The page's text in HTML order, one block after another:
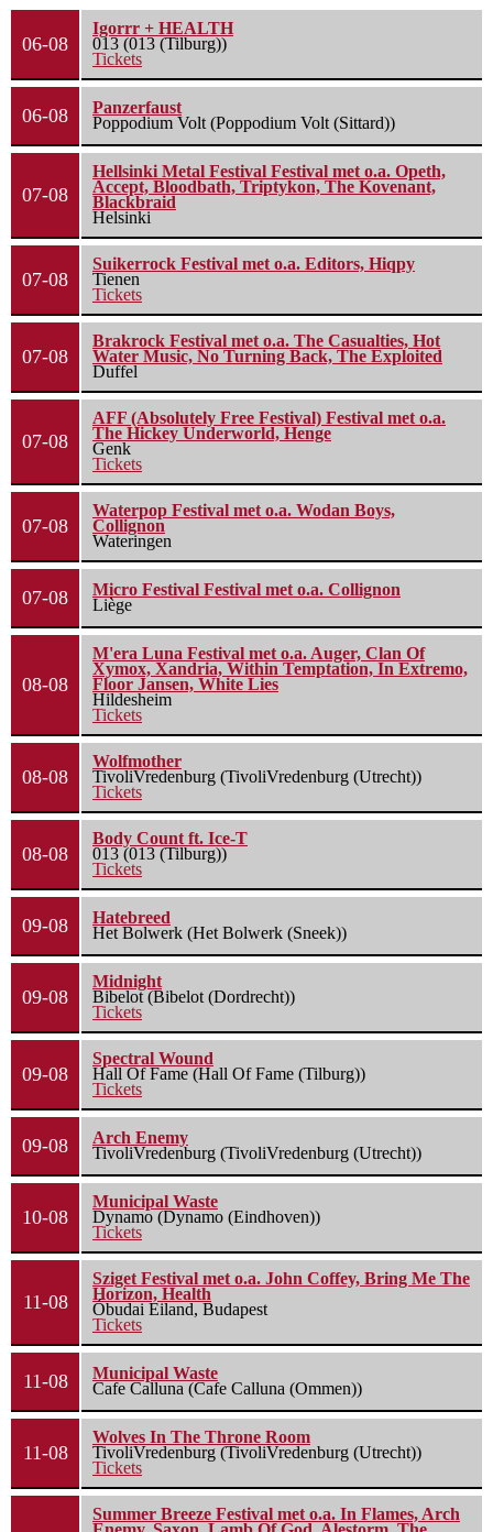
06-08
Igorrr + HEALTH
013 (013 (Tilburg))
Tickets
06-08
Panzerfaust
Poppodium Volt (Poppodium Volt (Sittard))
07-08
Hellsinki Metal Festival Festival met o.a. Opeth,
Accept, Bloodbath, Triptykon, The Kovenant,
Blackbraid
Helsinki
07-08
Suikerrock Festival met o.a. Editors, Hiqpy
Tienen
Tickets
07-08
Brakrock Festival met o.a. The Casualties, Hot
Water Music, No Turning Back, The Exploited
Duffel
07-08
AFF (Absolutely Free Festival) Festival met o.a.
The Hickey Underworld, Henge
Genk
Tickets
07-08
Waterpop Festival met o.a. Wodan Boys,
Collignon
Wateringen
07-08
Micro Festival Festival met o.a. Collignon
Liège
08-08
M'era Luna Festival met o.a. Auger, Clan Of
Xymox, Xandria, Within Temptation, In Extremo,
Floor Jansen, White Lies
Hildesheim
Tickets
08-08
Wolfmother
TivoliVredenburg (TivoliVredenburg (Utrecht))
Tickets
08-08
Body Count ft. Ice-T
013 (013 (Tilburg))
Tickets
09-08
Hatebreed
Het Bolwerk (Het Bolwerk (Sneek))
09-08
Midnight
Bibelot (Bibelot (Dordrecht))
Tickets
09-08
Spectral Wound
Hall Of Fame (Hall Of Fame (Tilburg))
Tickets
09-08
Arch Enemy
TivoliVredenburg (TivoliVredenburg (Utrecht))
10-08
Municipal Waste
Dynamo (Dynamo (Eindhoven))
Tickets
11-08
Sziget Festival met o.a. John Coffey, Bring Me The
Horizon, Health
Óbudai Eiland, Budapest
Tickets
11-08
Municipal Waste
Cafe Calluna (Cafe Calluna (Ommen))
11-08
Wolves In The Throne Room
TivoliVredenburg (TivoliVredenburg (Utrecht))
Tickets
Summer Breeze Festival met o.a. In Flames, Arch